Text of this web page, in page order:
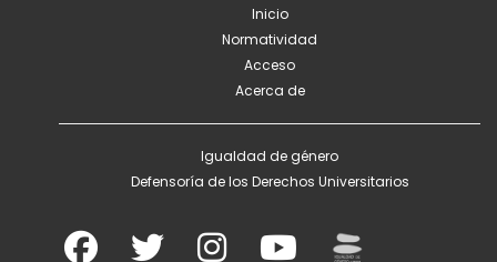
Inicio
Normatividad
Acceso
Acerca de
Igualdad de género
Defensoría de los Derechos Universitarios